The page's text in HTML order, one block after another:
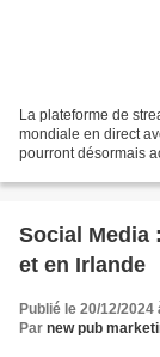
La plateforme de
mondiale en direct
pourront désormais
Social Media
et en Irlande
Publié le 20/12/2024
Par new pub